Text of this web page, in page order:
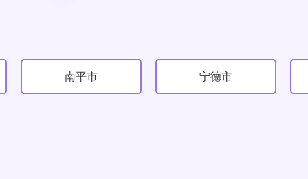
南平市 宁德市